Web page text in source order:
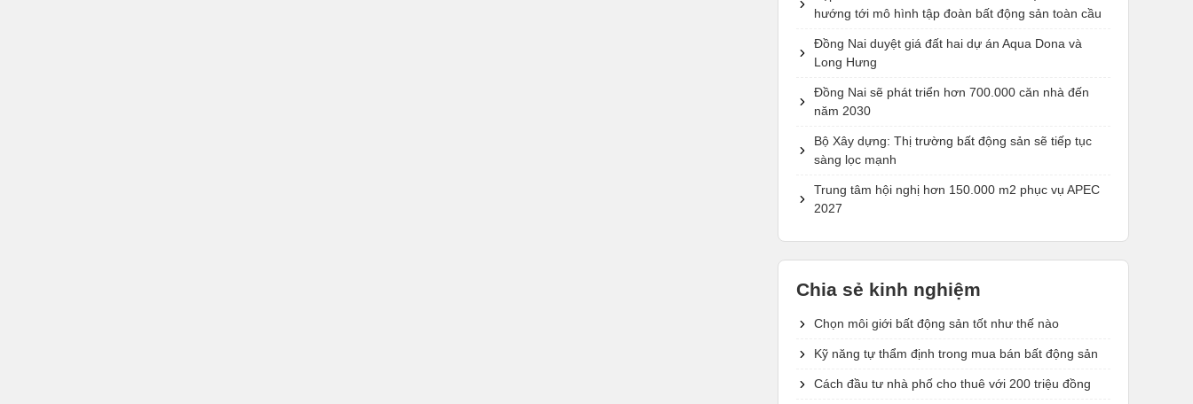
hướng tới mô hình tập đoàn bất động sản toàn cầu
Đồng Nai duyệt giá đất hai dự án Aqua Dona và
Long Hưng
Đồng Nai sẽ phát triển hơn 700.000 căn nhà đến
năm 2030
Bộ Xây dựng: Thị trường bất động sản sẽ tiếp tục
sàng lọc mạnh
Trung tâm hội nghị hơn 150.000 m2 phục vụ APEC
2027
Chia sẻ kinh nghiệm
Chọn môi giới bất động sản tốt như thế nào
Kỹ năng tự thẩm định trong mua bán bất động sản
Cách đầu tư nhà phố cho thuê với 200 triệu đồng